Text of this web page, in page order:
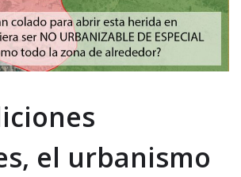
el urbanismo